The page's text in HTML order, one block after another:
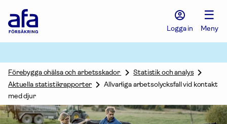
Försäkring
Logga in
☰
Meny
Förebygga ohälsa och arbetsskador
Statistik och analys
Aktuella statistikrapporter
Allvarliga arbetsolycksfall vid kontakt
med djur